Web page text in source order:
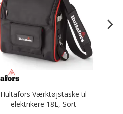
Hultafors Værktøjstaske til
elektrikere 18L, Sort